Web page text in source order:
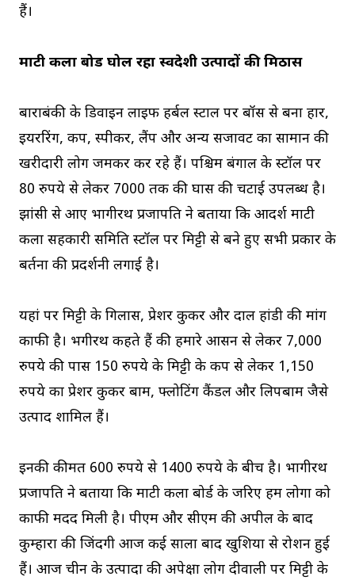
हैं।
माटी कला बोर्ड घोल रहा स्‍वदेशी उत्‍पादों की मिठास
बाराबंकी के डिवाइन लाइफ हर्बल स्‍टाल पर बॉस से बना हार,
इयररिंग, कप, स्पीकर, लैंप और अन्य सजावट का सामान की
खरीदारी लोग जमकर कर रहे हैं। पश्चिम बंगाल के स्‍टॉल पर
80 रुपये से लेकर 7000 तक की घास की चटाई उपलब्ध है।
झांसी से आए भागीरथ प्रजापति ने बताया कि आदर्श माटी
कला सहकारी समिति स्‍टॉल पर मिट्टी से बने हुए सभी प्रकार के
बर्तनों की प्रदर्शनी लगाई है।
यहां पर मिट्टी के गिलास, प्रेशर कुकर और दाल हांडी की मांग
काफी है। भगीरथ कहते हैं की हमारे आसन से लेकर 7,000
रुपये की पास 150 रुपये के मिट्टी के कप से लेकर 1,150
रुपये का प्रेशर कुकर बाम, फ्लोटिंग कैंडल और लिपबाम जैसे
उत्पाद शामिल हैं।
इनकी कीमत 600 रुपये से 1400 रुपये के बीच है। भागीरथ
प्रजापति ने बताया कि माटी कला बोर्ड के जरिए हम लोगों को
काफी मदद मिली है। पीएम और सीएम की अपील के बाद
कुम्‍हारों की जिंदगी आज कई सालों बाद खुशियों से रोशन हुई
हैं। आज चीन के उत्‍पादों की अपेक्षा लोग दीवाली पर मिट्टी के